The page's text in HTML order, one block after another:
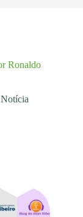
Ronaldo
Notícia